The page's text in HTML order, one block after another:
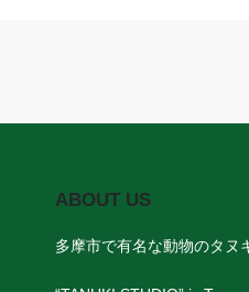
ABOUT US
多摩市で有名な動物のタヌ